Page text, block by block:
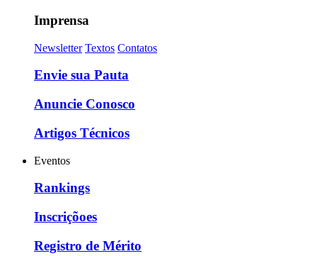
Imprensa
Newsletter Textos Contatos
Envie sua Pauta
Anuncie Conosco
Artigos Técnicos
Eventos
Rankings
Inscriçõoes
Registro de Mérito